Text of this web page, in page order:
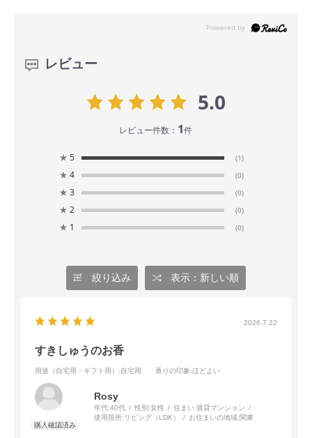
レビュー
5.0
レビュー件数： 1件
★ 5 (1)
★ 4 (0)
★ 3 (0)
★ 2 (0)
★ 1 (0)
絞り込み 表示：新しい順
2026.7.22
すきしゅうのお香
用途（自宅用・ギフト用） :自宅用 香りの印象:ほどよい
Rosy
年代:40代 性別:女性 住まい:賃貸マンション
使用箇所: リビング（LDK） お住まいの地域:関東